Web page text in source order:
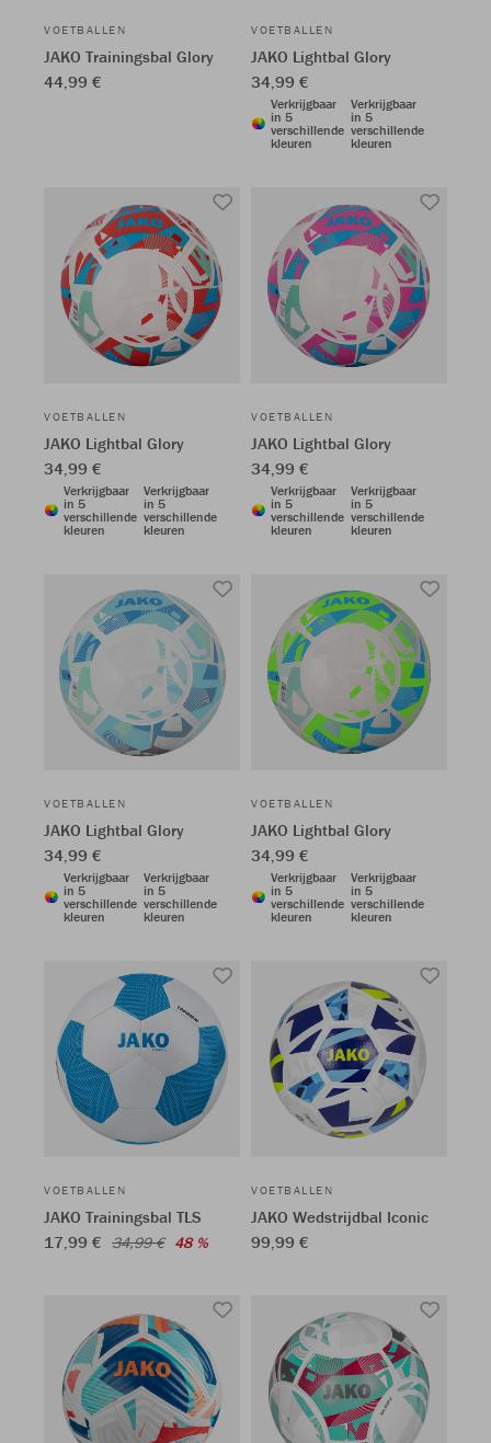
VOETBALLEN
JAKO Trainingsbal Glory
44,99 €
VOETBALLEN
JAKO Lightbal Glory
34,99 €
Verkrijgbaar
in 5
verschillende
kleuren
Verkrijgbaar
in 5
verschillende
kleuren
VOETBALLEN
JAKO Lightbal Glory
34,99 €
Verkrijgbaar
in 5
verschillende
kleuren
Verkrijgbaar
in 5
verschillende
kleuren
VOETBALLEN
JAKO Lightbal Glory
34,99 €
Verkrijgbaar
in 5
verschillende
kleuren
Verkrijgbaar
in 5
verschillende
kleuren
VOETBALLEN
JAKO Lightbal Glory
34,99 €
Verkrijgbaar
in 5
verschillende
kleuren
Verkrijgbaar
in 5
verschillende
kleuren
VOETBALLEN
JAKO Lightbal Glory
34,99 €
Verkrijgbaar
in 5
verschillende
kleuren
Verkrijgbaar
in 5
verschillende
kleuren
VOETBALLEN
JAKO Trainingsbal TLS
17,99 € 34,99 € 48 %
VOETBALLEN
JAKO Wedstrijdbal Iconic
99,99 €